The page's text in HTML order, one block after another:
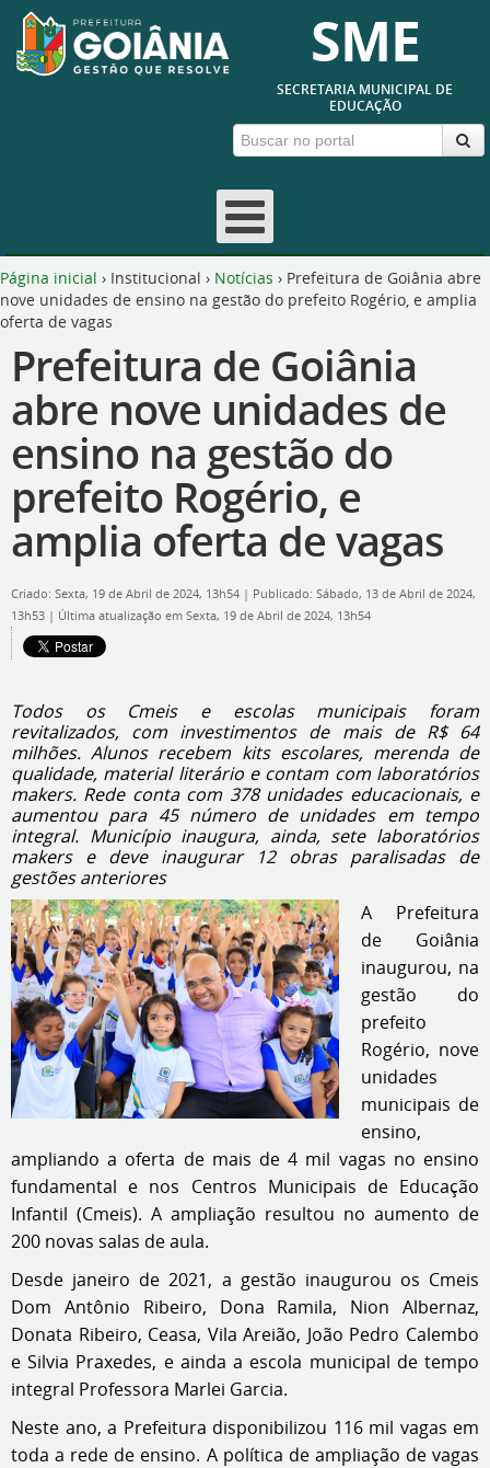
SME
SECRETARIA MUNICIPAL DE
EDUCAÇÃO
Página inicial › Institucional › Notícias › Prefeitura de Goiânia abre
nove unidades de ensino na gestão do prefeito Rogério, e amplia
oferta de vagas
Prefeitura de Goiânia
abre nove unidades de
ensino na gestão do
prefeito Rogério, e
amplia oferta de vagas
Criado: Sexta, 19 de Abril de 2024, 13h54 | Publicado: Sábado, 13 de Abril de 2024,
13h53 | Última atualização em Sexta, 19 de Abril de 2024, 13h54
Todos os Cmeis e escolas municipais foram
revitalizados, com investimentos de mais de R$ 64
milhões. Alunos recebem kits escolares, merenda de
qualidade, material literário e contam com laboratórios
makers. Rede conta com 378 unidades educacionais, e
aumentou para 45 número de unidades em tempo
integral. Município inaugura, ainda, sete laboratórios
makers e deve inaugurar 12 obras paralisadas de
gestões anteriores
A Prefeitura
de Goiânia
inaugurou, na
gestão do
prefeito
Rogério, nove
unidades
municipais de
ensino,
ampliando a oferta de mais de 4 mil vagas no ensino
fundamental e nos Centros Municipais de Educação
Infantil (Cmeis). A ampliação resultou no aumento de
200 novas salas de aula.
Desde janeiro de 2021, a gestão inaugurou os Cmeis
Dom Antônio Ribeiro, Dona Ramila, Nion Albernaz,
Donata Ribeiro, Ceasa, Vila Areião, João Pedro Calembo
e Silvia Praxedes, e ainda a escola municipal de tempo
integral Professora Marlei Garcia.
Neste ano, a Prefeitura disponibilizou 116 mil vagas em
toda a rede de ensino. A política de ampliação de vagas